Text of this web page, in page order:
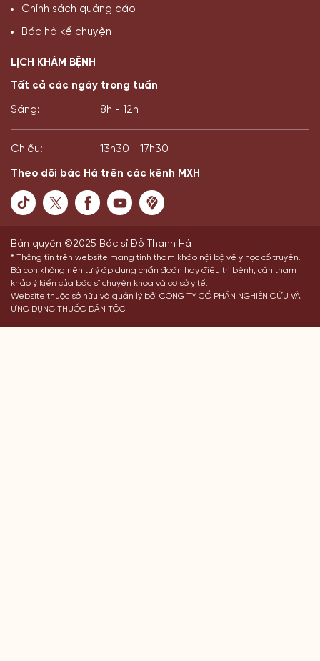
Chính sách quảng cáo
Bác hà kể chuyện
LỊCH KHÁM BỆNH
Tất cả các ngày trong tuần
Sáng: 8h - 12h
Chiều: 13h30 - 17h30
Theo dõi bác Hà trên các kênh MXH
Bản quyền ©2025 Bác sĩ Đỗ Thanh Hà
* Thông tin trên website mang tính tham khảo nội bộ về y học cổ truyền.
Bà con không nên tự ý áp dụng chẩn đoán hay điều trị bệnh, cần tham
khảo ý kiến của bác sĩ chuyên khoa và cơ sở y tế.
Website thuộc sở hữu và quản lý bởi CÔNG TY CỔ PHẦN NGHIÊN CỨU VÀ
ỨNG DỤNG THUỐC DÂN TỘC